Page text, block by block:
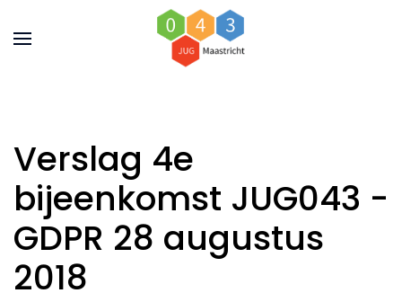
Verslag 4e
bijeenkomst JUG043 -
GDPR 28 augustus
2018